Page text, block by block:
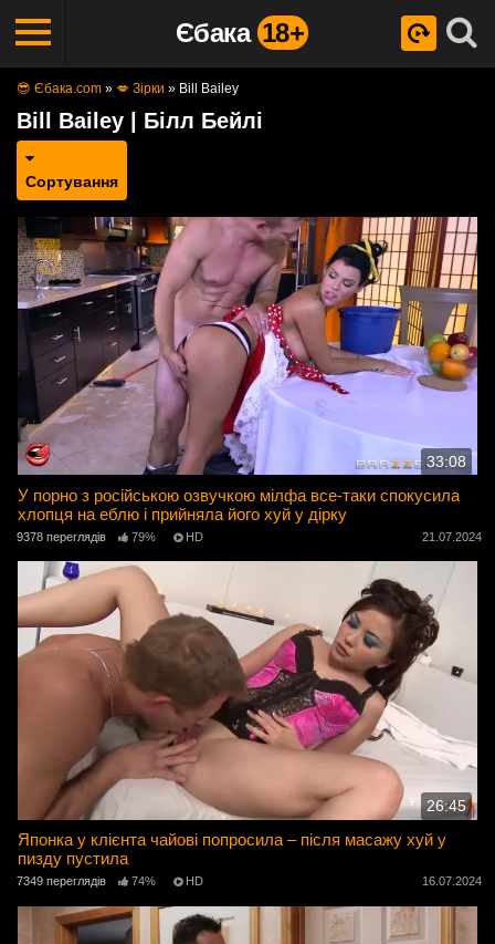
Єбака 18+
😎 Єбака.com » 💋 Зірки » Bill Bailey
Bill Bailey | Білл Бейлі
Сортування
33:08
У порно з російською озвучкою мілфа все-таки спокусила
хлопця на еблю і прийняла його хуй у дірку
9378 переглядів 79% HD 21.07.2024
26:45
Японка у клієнта чайові попросила – після масажу хуй у
пизду пустила
7349 переглядів 74% HD 16.07.2024